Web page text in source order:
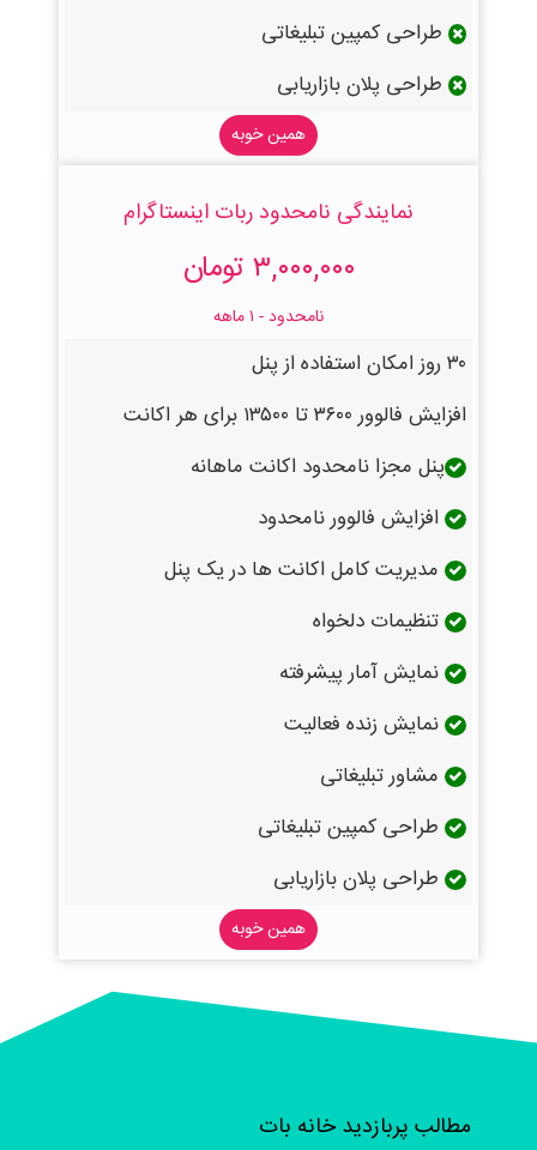
طراحی کمپین تبلیغاتی
طراحی پلان بازاریابی
همین خوبه
نمایندگی نامحدود ربات اینستاگرام
۳,۰۰۰,۰۰۰ تومان
نامحدود - ۱ ماهه
۳۰ روز امکان استفاده از پنل
افزایش فالوور ۳۶۰۰ تا ۱۳۵۰۰ برای هر اکانت
پنل مجزا نامحدود اکانت ماهانه
افزایش فالوور نامحدود
مدیریت کامل اکانت ها در یک پنل
تنظیمات دلخواه
نمایش آمار پیشرفته
نمایش زنده فعالیت
مشاور تبلیغاتی
طراحی کمپین تبلیغاتی
طراحی پلان بازاریابی
همین خوبه
مطالب پربازدید خانه بات